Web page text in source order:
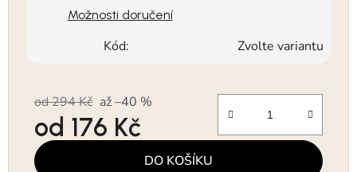
Možnosti doručení
Kód: Zvolte variantu
od 294 Kč až –40 %
od 176 Kč
Měrná cena: DO KOŠÍKU